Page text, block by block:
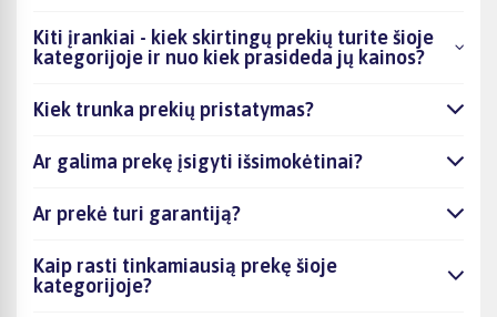
Kiti įrankiai - kiek skirtingų prekių turite šioje
kategorijoje ir nuo kiek prasideda jų kainos?
Kiek trunka prekių pristatymas?
Ar galima prekę įsigyti išsimokėtinai?
Ar prekė turi garantiją?
Kaip rasti tinkamiausią prekę šioje
kategorijoje?